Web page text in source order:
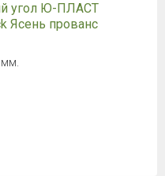
угол Ю-ПЛАСТ
Ясень прованс
мм.